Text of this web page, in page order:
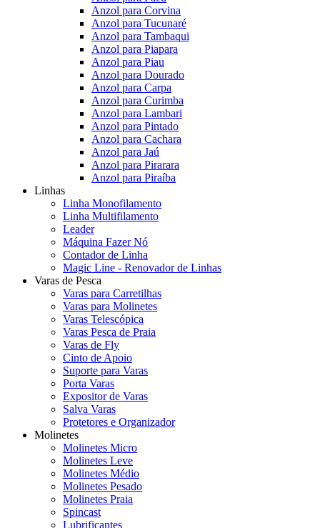
Anzol para Corvina
Anzol para Tucunaré
Anzol para Tambaqui
Anzol para Piapara
Anzol para Piau
Anzol para Dourado
Anzol para Carpa
Anzol para Curimba
Anzol para Lambari
Anzol para Pintado
Anzol para Cachara
Anzol para Jaú
Anzol para Pirarara
Anzol para Piraíba
Linhas
Linha Monofilamento
Linha Multifilamento
Leader
Máquina Fazer Nó
Contador de Linha
Magic Line - Renovador de Linhas
Varas de Pesca
Varas para Carretilhas
Varas para Molinetes
Varas Telescópica
Varas Pesca de Praia
Varas de Fly
Cinto de Apoio
Suporte para Varas
Porta Varas
Expositor de Varas
Salva Varas
Protetores e Organizador
Molinetes
Molinetes Micro
Molinetes Leve
Molinetes Médio
Molinetes Pesado
Molinetes Praia
Spincast
Lubrificantes